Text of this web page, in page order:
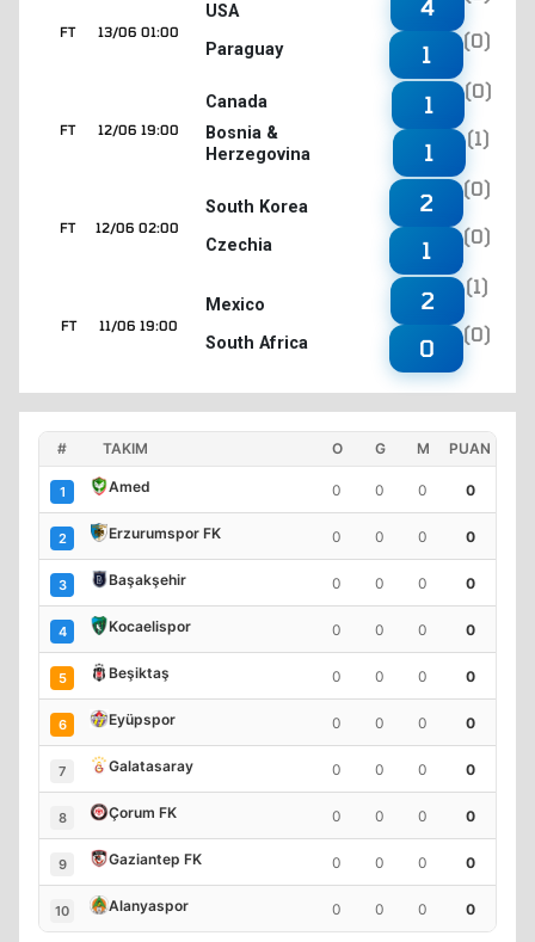
13/06 01:00
FT
USA
Paraguay
4
1
(0)
12/06 19:00
FT
Canada
Bosnia &
Herzegovina
1
(0)
1
(1)
12/06 02:00
FT
South Korea
Czechia
2
(0)
1
(0)
11/06 19:00
FT
Mexico
South Africa
2
(1)
0
(0)
# TAKIM O G M PUAN
1 Amed 0 0 0 0
2 Erzurumspor FK 0 0 0 0
3 Başakşehir 0 0 0 0
4 Kocaelispor 0 0 0 0
5 Beşiktaş 0 0 0 0
6 Eyüpspor 0 0 0 0
7 Galatasaray 0 0 0 0
8 Çorum FK 0 0 0 0
9 Gaziantep FK 0 0 0 0
10 Alanyaspor 0 0 0 0